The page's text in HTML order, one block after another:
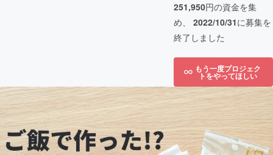
251,950円の資金を集
め、 2022/10/31に募集を
終了しました
もう一度プロジェク
トをやってほしい